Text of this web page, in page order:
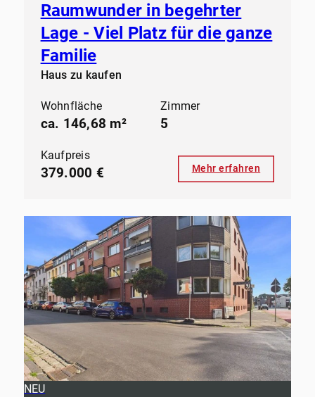
Raumwunder in begehrter
Lage - Viel Platz für die ganze
Familie
Haus zu kaufen
Wohnfläche
ca. 146,68 m²
Zimmer
5
Kaufpreis
379.000 € Mehr erfahren
NEU